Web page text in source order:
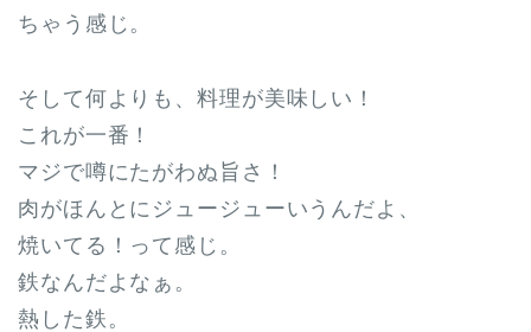
ちゃう感じ。
そして何よりも、料理が美味しい！
これが一番！
マジで噂にたがわぬ旨さ！
肉がほんとにジュージューいうんだよ、
焼いてる！って感じ。
鉄なんだよなぁ。
熱した鉄。